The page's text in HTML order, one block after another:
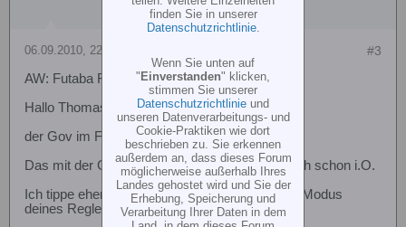
#3
06.09.2010, 22:59
AW: Futaba FF7
Hallo Thomas,
der Gov im FF7 Menü ist nur für Nitro Helis.
Das mit der Gasgeraden im Sender ist eigentlich schon i.O.
Ich tippe eher das dein Heckpendeln vom Gov Modus
deines Reglers kam.
finden Sie in unserer
Datenschutzrichtlinie.
Wenn Sie unten auf
"Einverstanden" klicken,
stimmen Sie unserer
Datenschutzrichtlinie und
unseren Datenverarbeitungs- und
Cookie-Praktiken wie dort
beschrieben zu. Sie erkennen
außerdem an, dass dieses Forum
möglicherweise außerhalb Ihres
Landes gehostet wird und Sie der
Erhebung, Speicherung und
Verarbeitung Ihrer Daten in dem